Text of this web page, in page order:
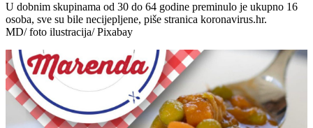
U dobnim skupinama od 30 do 64 godine preminulo je ukupno 16
osoba, sve su bile necijepljene, piše stranica koronavirus.hr.
MD/ foto ilustracija/ Pixabay